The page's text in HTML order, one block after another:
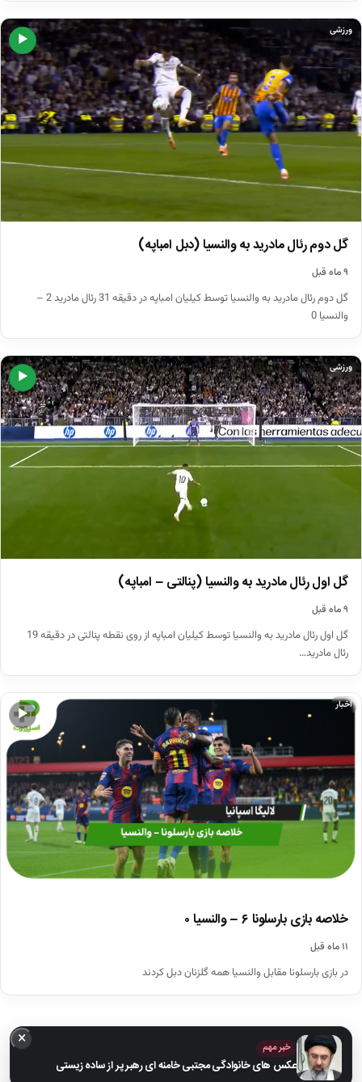
▶
ورزشی
گل دوم رئال مادرید به والنسیا (دبل امباپه)
۹ ماه قبل
گل دوم رئال مادرید به والنسیا توسط کیلیان امباپه در دقیقه 31 رئال مادرید 2 –
والنسیا 0
▶
ورزشی
گل اول رئال مادرید به والنسیا (پنالتی – امباپه)
۹ ماه قبل
گل اول رئال مادرید به والنسیا توسط کیلیان امباپه از روی نقطه پنالتی در دقیقه 19
رئال مادرید…
▶
اخبار
خلاصه بازی بارسلونا ۶ – والنسیا ۰
۱۱ ماه قبل
در بازی بارسلونا مقابل والنسیا همه گلزنان دبل کردند
× خبر مهم
عکس های خانوادگی مجتبی خامنه ای رهبر پر از ساده زیستی